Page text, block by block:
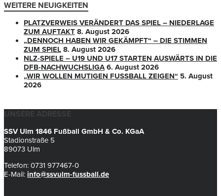
WEITERE NEUIGKEITEN
PLATZVERWEIS VERÄNDERT DAS SPIEL – NIEDERLAGE
ZUM AUFTAKT 8. August 2026
„DENNOCH HABEN WIR GEKÄMPFT“ – DIE STIMMEN
ZUM SPIEL 8. August 2026
NLZ-SPIELE – U19 UND U17 STARTEN AUSWÄRTS IN DIE
DFB-NACHWUCHSLIGA 6. August 2026
„WIR WOLLEN MUTIGEN FUSSBALL ZEIGEN“
5. August
2026
UNSERE ADRESSE
SSV Ulm 1846 Fußball GmbH & Co. KGaA
Stadionstraße 5
89073 Ulm
Telefon: 0731 977467-0
E-Mail: info@ssvulm-fussball.de